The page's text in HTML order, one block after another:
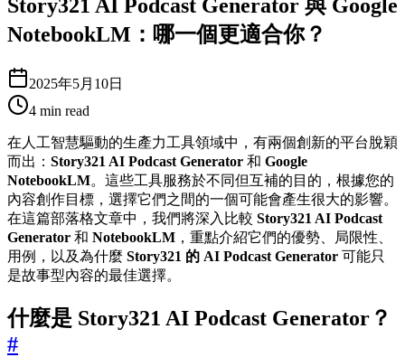
Story321 AI Podcast Generator 與 Google
NotebookLM：哪一個更適合你？
2025年5月10日
4 min read
在人工智慧驅動的生產力工具領域中，有兩個創新的平台脫穎
而出： Story321 AI Podcast Generator 和 Google
NotebookLM。這些工具服務於不同但互補的目的，根據您的
內容創作目標，選擇它們之間的一個可能會產生很大的影響。
在這篇部落格文章中，我們將深入比較 Story321 AI Podcast
Generator 和 NotebookLM ，重點介紹它們的優勢、局限性、
用例，以及為什麼 Story321 的 AI Podcast Generator 可能只
是故事型內容的最佳選擇。
什麼是 Story321 AI Podcast Generator？
#